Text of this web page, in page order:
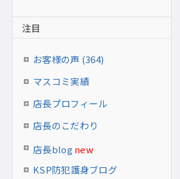
注目
お客様の声 (364)
マスコミ実績
店長プロフィール
店長のこだわり
店長blog new
KSP防犯護身ブログ